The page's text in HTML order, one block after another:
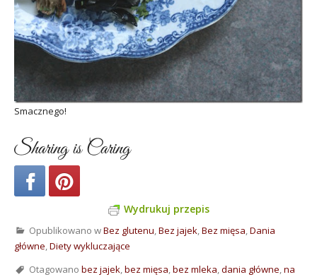
Smacznego!
Sharing is Caring
Wydrukuj przepis
Opublikowano wBez glutenu,Bez jajek,Bez mięsa,Dania
główne,Diety wykluczające
Otagowano bez jajek,bez mięsa,bez mleka,dania główne,na